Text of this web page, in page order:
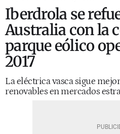
Iberdrola se
Australia con la
parque eólico
2017
La eléctrica vasca sigue
renovables en mercados